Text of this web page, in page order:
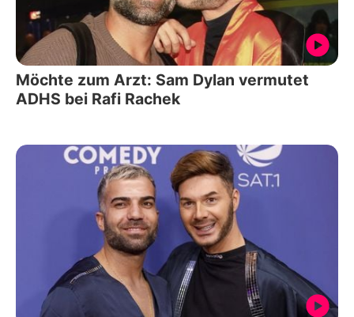
Möchte zum Arzt: Sam Dylan vermutet
ADHS bei Rafi Rachek